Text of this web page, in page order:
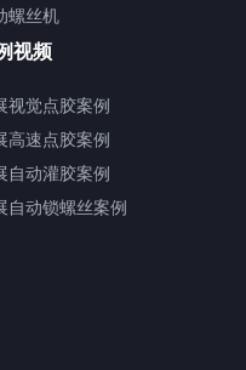
螺丝机
视频
视觉点胶案例
高速点胶案例
自动灌胶案例
自动锁螺丝案例